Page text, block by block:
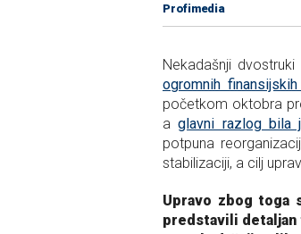
Profimedia
Nekadašnji
ogromnih
početkom oktobra
aglavni razlog bila
potpuna
stabilizaciji, a cilj
Upravo zbog toga
predstavili detaljan